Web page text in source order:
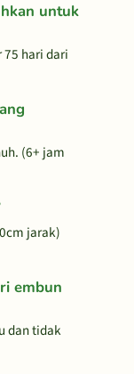
untuk
hari dari
(6+ jam
jarak)
embun
dan tidak